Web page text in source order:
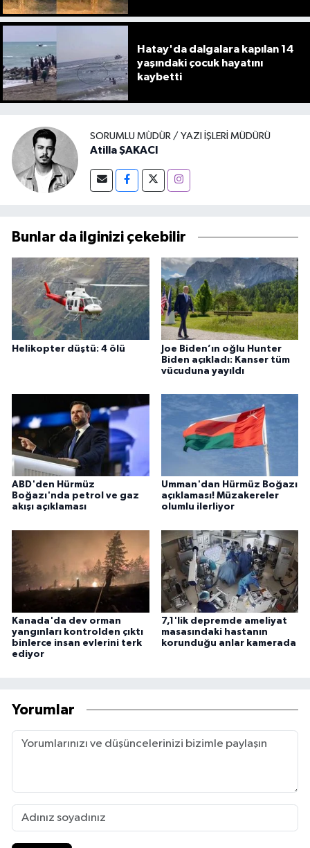
Hatay'da dalgalara kapılan 14
yaşındaki çocuk hayatını
kaybetti
SORUMLU MÜDÜR / YAZI İŞLERI MÜDÜRÜ
Atilla ŞAKACI
Bunlar da ilginizi çekebilir
Helikopter düştü: 4 ölü
Joe Biden’ın oğlu Hunter
Biden açıkladı: Kanser tüm
vücuduna yayıldı
ABD'den Hürmüz
Boğazı'nda petrol ve gaz
akışı açıklaması
Umman'dan Hürmüz Boğazı
açıklaması! Müzakereler
olumlu ilerliyor
Kanada'da dev orman
yangınları kontrolden çıktı
binlerce insan evlerini terk
ediyor
7,1'lik depremde ameliyat
masasındaki hastanın
korunduğu anlar kamerada
Yorumlar